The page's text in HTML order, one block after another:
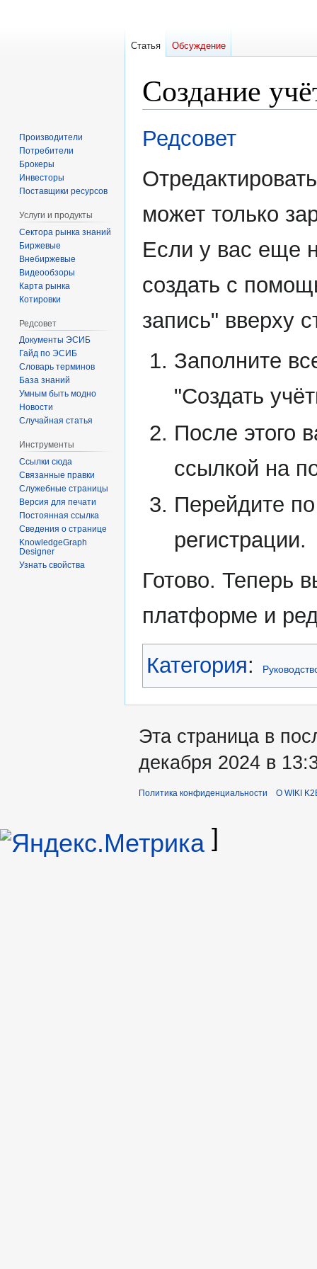
Создание
Перейти
к
Перейти
кРедсовет
может только
Если у вас еще
создать с
запись" вверху
Заполните
"Создать
После этого
ссылкой на
Перейдите
регистрации.
Готово. Теперь
платформе и
Категория:
Статья Обсуждение
Производители
Потребители
Брокеры
Инвесторы
Поставщики ресурсов
Услуги и продукты
Сектора рынка знаний
Биржевые
Внебиржевые
Видеообзоры
Карта рынка
Котировки
Редсовет
Документы ЭСИБ
Гайд по ЭСИБ
Словарь терминов
База знаний
Умным быть модно
Новости
Случайная статья
Инструменты
Ссылки сюда
Связанные правки
Служебные страницы
Версия для печати
Постоянная ссылка
Сведения о странице
KnowledgeGraph
Designer
Узнать свойства
Эта страница в
декабря 2024 в
Политика конфиденциальности О WIKI
]